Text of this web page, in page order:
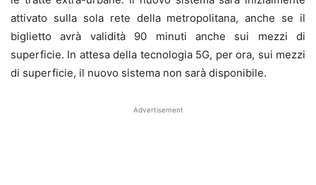
attivato sulla sola rete della metropolitana, anche se il
biglietto avrà validità 90 minuti anche sui mezzi di
superficie. In attesa della tecnologia 5G, per ora, sui mezzi
di superficie, il nuovo sistema non sarà disponibile.
Advertisement